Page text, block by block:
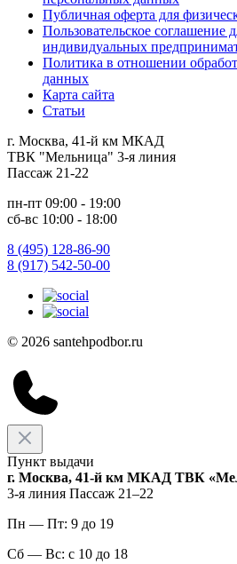
Публичная оферта для
Пользовательское соглашение
индивидуальных
Политика в отношении
данных
Карта сайта
Статьи
г. Москва, 41-й км МКАД
ТВК "Мельница" 3-я линия
Пассаж 21-22
пн-пт 09:00 - 19:00
сб-вс 10:00 - 18:00
8 (495) 128-86-90
8 (917) 542-50-00
© 2026 santehpodbor.ru
Пункт выдачи
г. Москва, 41-й км МКАД ТВК
3-я линия Пассаж 21–22
Пн — Пт: 9 до 19
Сб — Вс: с 10 до 18